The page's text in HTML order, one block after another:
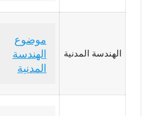
الهندسة المدنية
موضوع
الهندسة
المدنية